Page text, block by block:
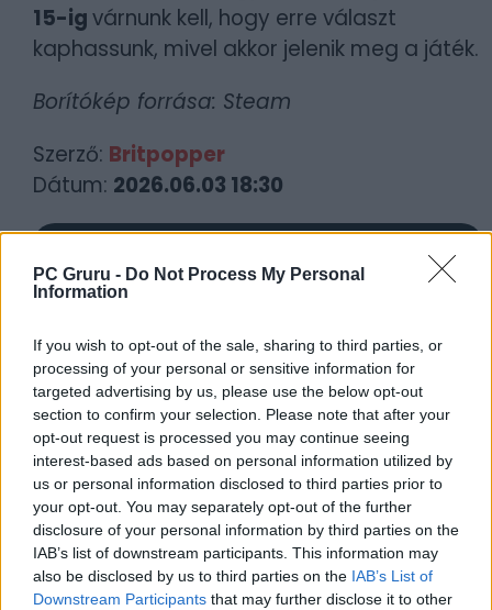
PC Gruru - Do Not Process My Personal
Information
If you wish to opt-out of the sale, sharing to third parties, or
processing of your personal or sensitive information for
targeted advertising by us, please use the below opt-out
section to confirm your selection. Please note that after your
opt-out request is processed you may continue seeing
interest-based ads based on personal information utilized by
us or personal information disclosed to third parties prior to
your opt-out. You may separately opt-out of the further
disclosure of your personal information by third parties on the
IAB’s list of downstream participants. This information may
also be disclosed by us to third parties on the IAB’s List of
Downstream Participants that may further disclose it to other
15-igvárnunk kell, hogy erre választ
kaphassunk, mivel akkor jelenik meg a játék.
Borítókép forrása: Steam
Szerző: Britpopper
Dátum: 2026.06.03 18:30
Guru tartalmairól véletlenül se maradj le
a Google-ben.
KAPCSOLÓDÓ HÍREK
Marvel’s Wolverine – Ki fogja maxolni a
brutalitást
Pókemberek letudva, jöhet a Marvel’s
Wolverine!
LEGFRISSEBB VIDEÓNK